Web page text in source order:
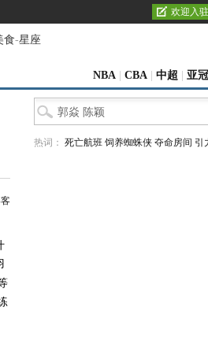
欢迎入
食-星座
NBA CBA 中超 亚冠
热词： 死亡航班 饲养蜘蛛侠 夺命房间 引